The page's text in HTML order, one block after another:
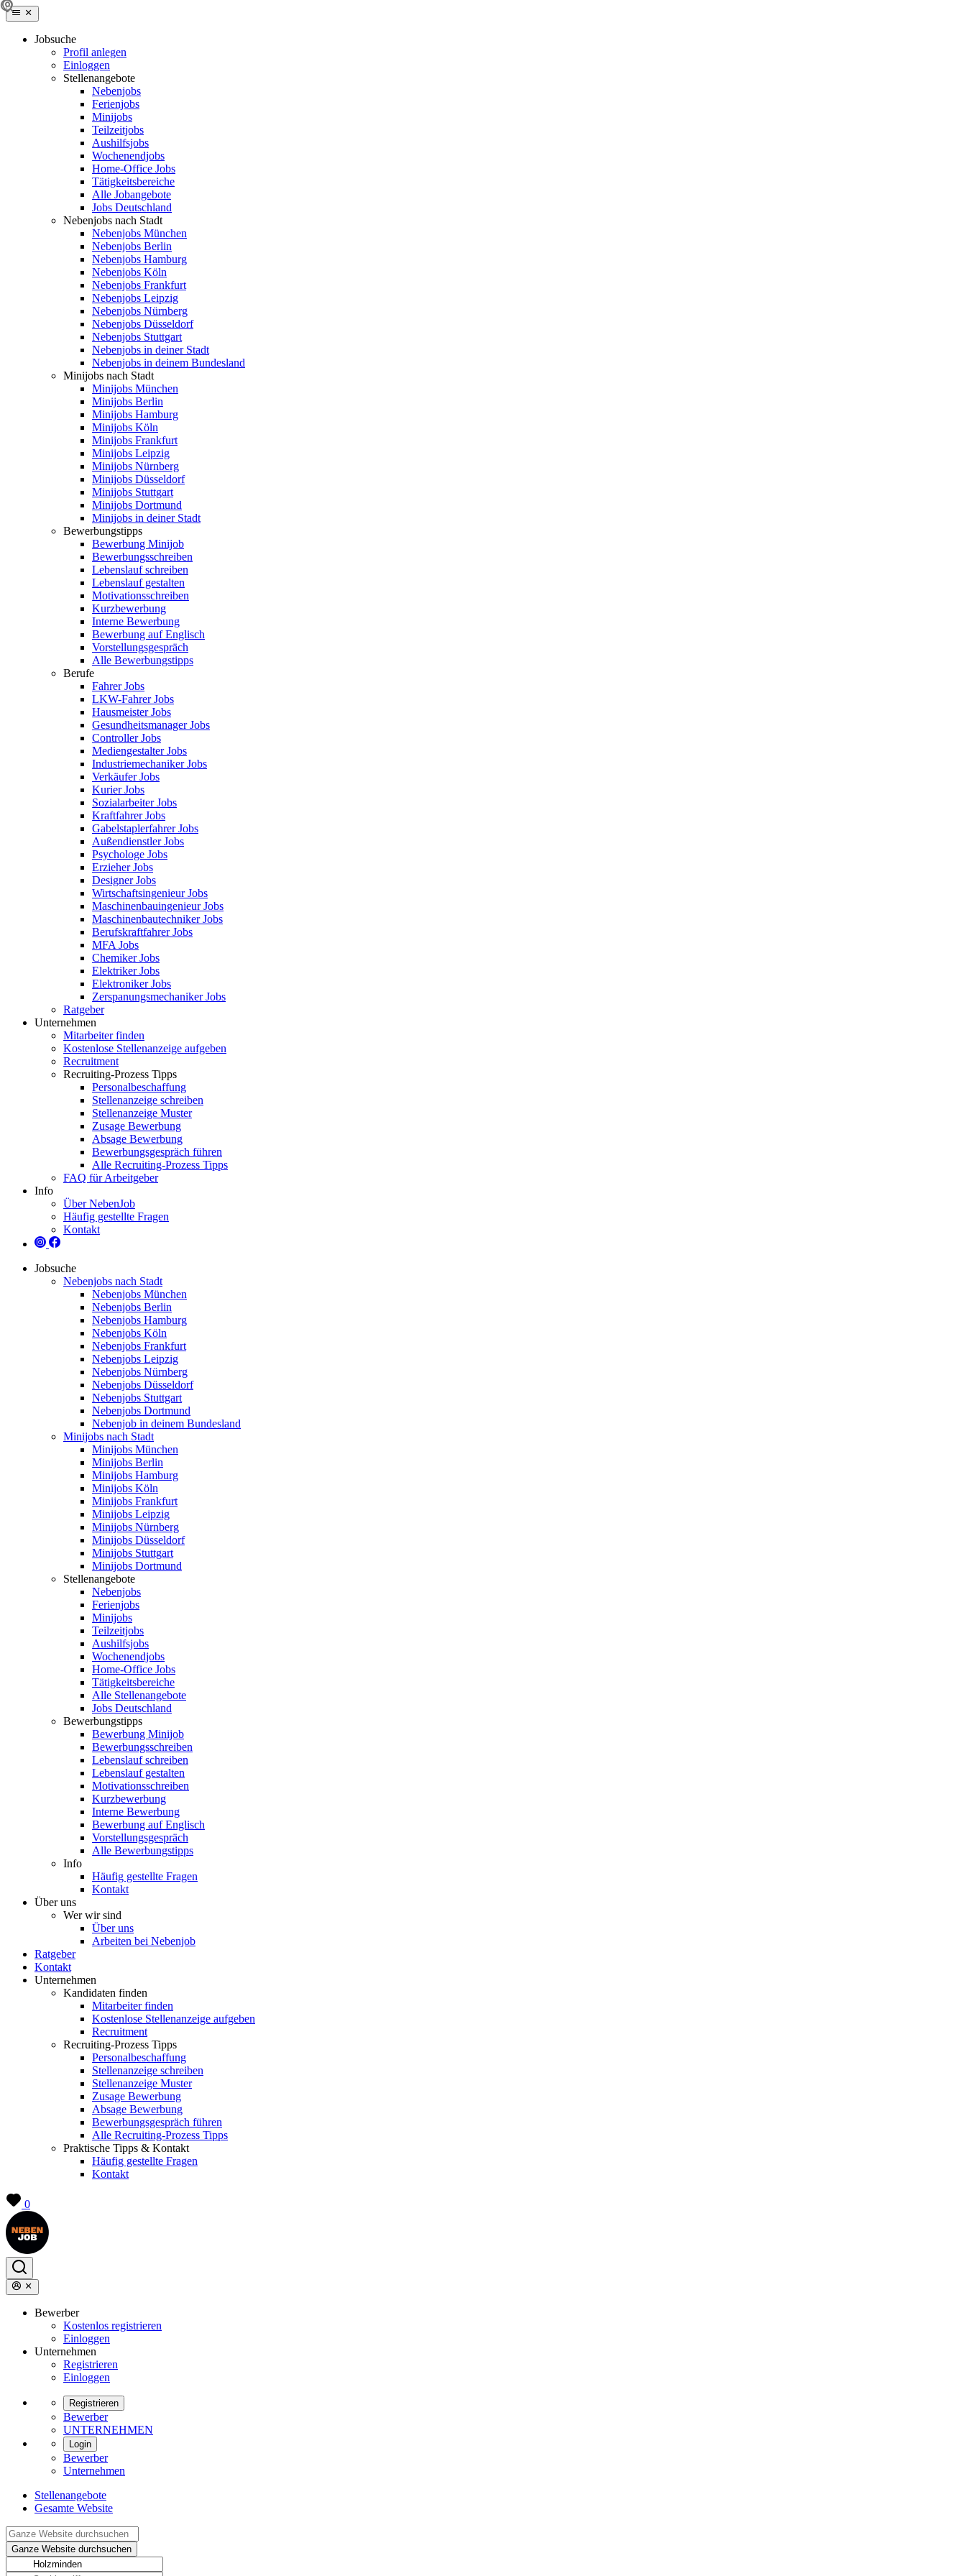
Jobsuche
Profil anlegen
Einloggen
Stellenangebote
Nebenjobs
Ferienjobs
Minijobs
Teilzeitjobs
Aushilfsjobs
Wochenendjobs
Home-Office Jobs
Tätigkeitsbereiche
Alle Jobangebote
Jobs Deutschland
Nebenjobs nach Stadt
Nebenjobs München
Nebenjobs Berlin
Nebenjobs Hamburg
Nebenjobs Köln
Nebenjobs Frankfurt
Nebenjobs Leipzig
Nebenjobs Nürnberg
Nebenjobs Düsseldorf
Nebenjobs Stuttgart
Nebenjobs in deiner Stadt
Nebenjobs in deinem Bundesland
Minijobs nach Stadt
Minijobs München
Minijobs Berlin
Minijobs Hamburg
Minijobs Köln
Minijobs Frankfurt
Minijobs Leipzig
Minijobs Nürnberg
Minijobs Düsseldorf
Minijobs Stuttgart
Minijobs Dortmund
Minijobs in deiner Stadt
Bewerbungstipps
Bewerbung Minijob
Bewerbungsschreiben
Lebenslauf schreiben
Lebenslauf gestalten
Motivationsschreiben
Kurzbewerbung
Interne Bewerbung
Bewerbung auf Englisch
Vorstellungsgespräch
Alle Bewerbungstipps
Berufe
Fahrer Jobs
LKW-Fahrer Jobs
Hausmeister Jobs
Gesundheitsmanager Jobs
Controller Jobs
Mediengestalter Jobs
Industriemechaniker Jobs
Verkäufer Jobs
Kurier Jobs
Sozialarbeiter Jobs
Kraftfahrer Jobs
Gabelstaplerfahrer Jobs
Außendienstler Jobs
Psychologe Jobs
Erzieher Jobs
Designer Jobs
Wirtschaftsingenieur Jobs
Maschinenbauingenieur Jobs
Maschinenbautechniker Jobs
Berufskraftfahrer Jobs
MFA Jobs
Chemiker Jobs
Elektriker Jobs
Elektroniker Jobs
Zerspanungsmechaniker Jobs
Ratgeber
Unternehmen
Mitarbeiter finden
Kostenlose Stellenanzeige aufgeben
Recruitment
Recruiting-Prozess Tipps
Personalbeschaffung
Stellenanzeige schreiben
Stellenanzeige Muster
Zusage Bewerbung
Absage Bewerbung
Bewerbungsgespräch führen
Alle Recruiting-Prozess Tipps
FAQ für Arbeitgeber
Info
Über NebenJob
Häufig gestellte Fragen
Kontakt
Jobsuche
Nebenjobs nach Stadt
Nebenjobs München
Nebenjobs Berlin
Nebenjobs Hamburg
Nebenjobs Köln
Nebenjobs Frankfurt
Nebenjobs Leipzig
Nebenjobs Nürnberg
Nebenjobs Düsseldorf
Nebenjobs Stuttgart
Nebenjobs Dortmund
Nebenjob in deinem Bundesland
Minijobs nach Stadt
Minijobs München
Minijobs Berlin
Minijobs Hamburg
Minijobs Köln
Minijobs Frankfurt
Minijobs Leipzig
Minijobs Nürnberg
Minijobs Düsseldorf
Minijobs Stuttgart
Minijobs Dortmund
Stellenangebote
Nebenjobs
Ferienjobs
Minijobs
Teilzeitjobs
Aushilfsjobs
Wochenendjobs
Home-Office Jobs
Tätigkeitsbereiche
Alle Stellenangebote
Jobs Deutschland
Bewerbungstipps
Bewerbung Minijob
Bewerbungsschreiben
Lebenslauf schreiben
Lebenslauf gestalten
Motivationsschreiben
Kurzbewerbung
Interne Bewerbung
Bewerbung auf Englisch
Vorstellungsgespräch
Alle Bewerbungstipps
Info
Häufig gestellte Fragen
Kontakt
Über uns
Wer wir sind
Über uns
Arbeiten bei Nebenjob
Ratgeber
Kontakt
Unternehmen
Kandidaten finden
Mitarbeiter finden
Kostenlose Stellenanzeige aufgeben
Recruitment
Recruiting-Prozess Tipps
Personalbeschaffung
Stellenanzeige schreiben
Stellenanzeige Muster
Zusage Bewerbung
Absage Bewerbung
Bewerbungsgespräch führen
Alle Recruiting-Prozess Tipps
Praktische Tipps & Kontakt
Häufig gestellte Fragen
Kontakt
0
Bewerber
Kostenlos registrieren
Einloggen
Unternehmen
Registrieren
Einloggen
Registrieren
Bewerber
UNTERNEHMEN
Login
Bewerber
Unternehmen
Stellenangebote
Gesamte Website